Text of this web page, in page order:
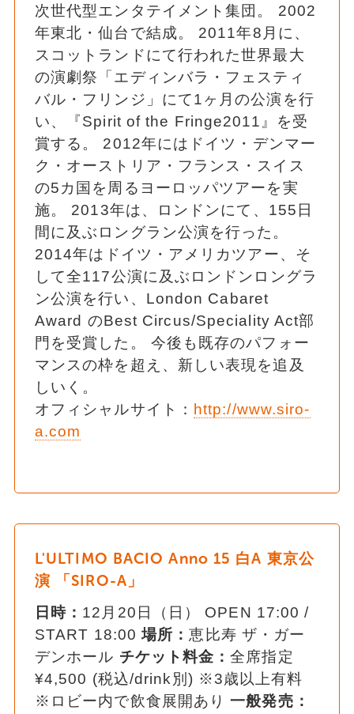
次世代型エンタテイメント集団。 2002
年東北・仙台で結成。 2011年8月に、
スコットランドにて行われた世界最大
の演劇祭「エディンバラ・フェスティ
バル・フリンジ」にて1ヶ月の公演を行
い、『Spirit of the Fringe2011』を受
賞する。 2012年にはドイツ・デンマー
ク・オーストリア・フランス・スイス
の5カ国を周るヨーロッパツアーを実
施。 2013年は、ロンドンにて、155日
間に及ぶロングラン公演を行った。
2014年はドイツ・アメリカツアー、そ
して全117公演に及ぶロンドンロングラ
ン公演を行い、London Cabaret
Award のBest Circus/Speciality Act部
門を受賞した。 今後も既存のパフォー
マンスの枠を超え、新しい表現を追及
しいく。
オフィシャルサイト： http://www.siro-
a.com
L'ULTIMO BACIO Anno 15 白A 東京公
演 「SIRO-A」
日時： 12月20日（日） OPEN 17:00 /
START 18:00場所：恵比寿 ザ・ガー
デンホール チケット料金：全席指定
¥4,500 (税込/drink別) ※3歳以上有料
※ロビー内で飲食展開あり一般発売：